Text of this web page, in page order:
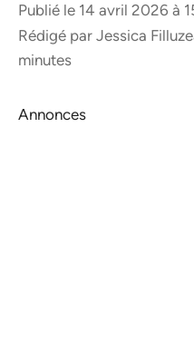
Publié le 14 avril 2026 à
Rédigé par Jessica
minutes
Annonces